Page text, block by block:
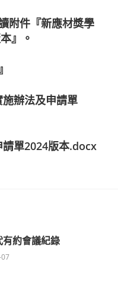
附件『新應材獎學
』。
辦法及申請單
單2024版本.docx
約會議紀錄